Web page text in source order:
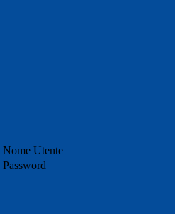
Nome Utente
Password